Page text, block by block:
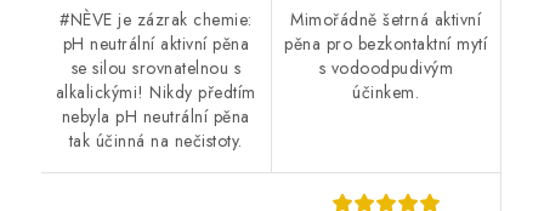
#NÈVE je zázrak chemie:
pH neutrální aktivní pěna
se silou srovnatelnou s
alkalickými! Nikdy předtím
nebyla pH neutrální pěna
tak účinná na nečistoty.
Mimořádně šetrná aktivní
pěna pro bezkontaktní mytí
s vodoodpudivým
účinkem.